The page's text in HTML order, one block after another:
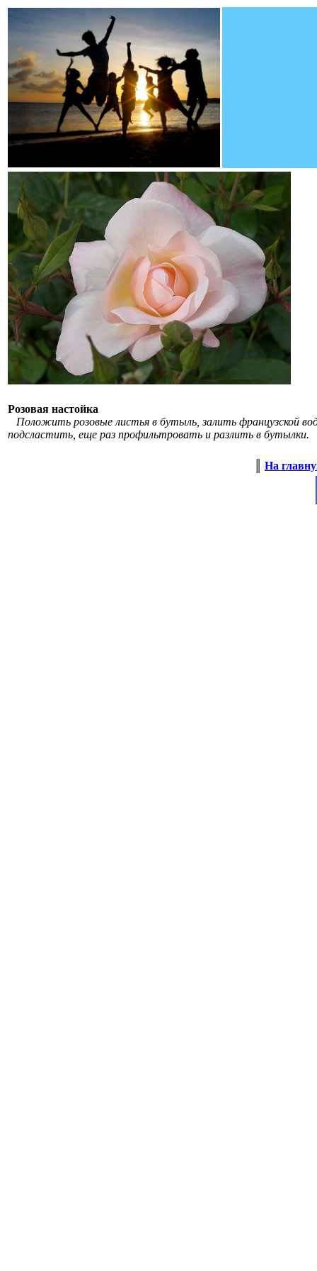
Розовая настойка
Положить розовые листья в бутыль, залить французской
подсластить, еще раз профильтровать и разлить в бутылки.
На